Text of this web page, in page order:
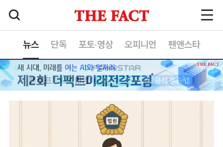
뉴스 단독 포토·영상 오피니언 팬앤스타